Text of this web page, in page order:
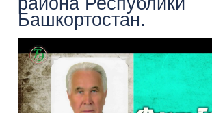
Башкортостан.